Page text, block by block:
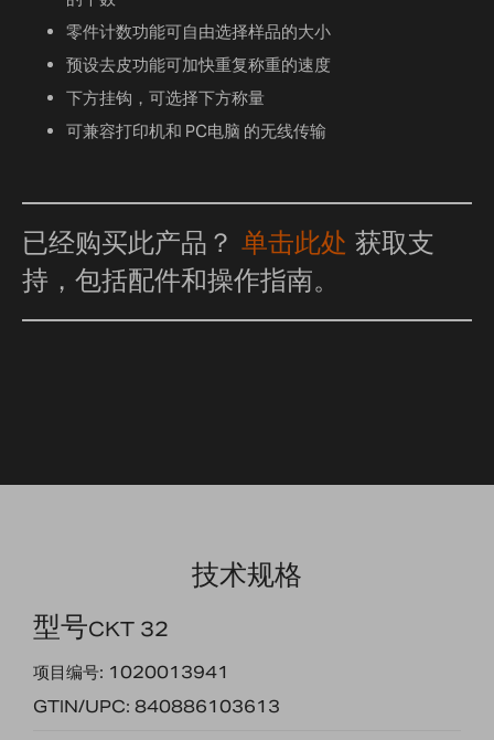
零件计数功能可自由选择样品的大小
预设去皮功能可加快重复称重的速度
下方挂钩，可选择下方称量
可兼容打印机和 PC电脑 的无线传输
已经购买此产品？ 单击此处 获取支
持，包括配件和操作指南。
技术规格
型号CKT 32
项目编号: 1020013941
GTIN/UPC: 840886103613